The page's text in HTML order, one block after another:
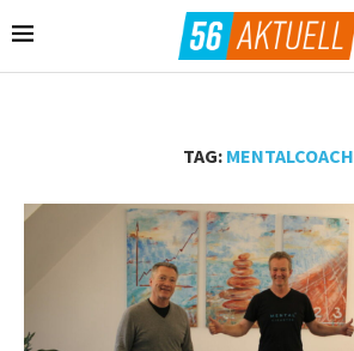
TAG: MENTALCOACH